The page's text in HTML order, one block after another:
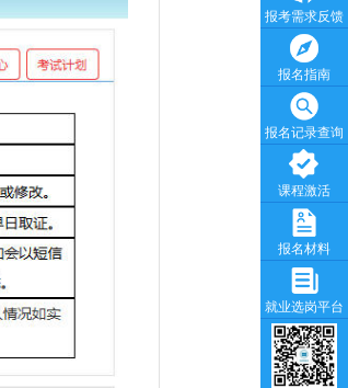
报考需求反馈
报名指南
报名记录查询
课程激活
报名材料
就业选岗平台